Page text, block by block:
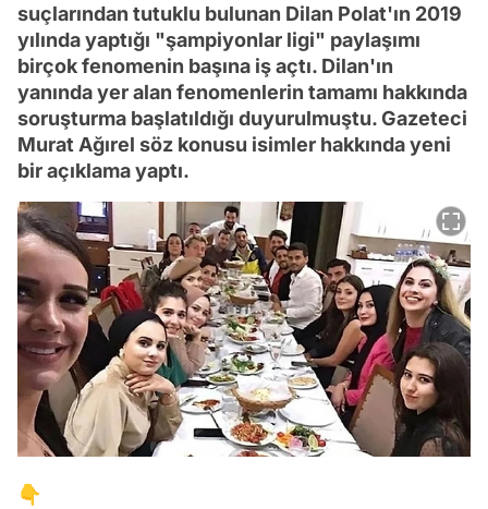
suçlarından tutuklu bulunan Dilan Polat'ın 2019
yılında yaptığı "şampiyonlar ligi" paylaşımı
birçok fenomenin başına iş açtı. Dilan'ın
yanında yer alan fenomenlerin tamamı hakkında
soruşturma başlatıldığı duyurulmuştu. Gazeteci
Murat Ağırel söz konusu isimler hakkında yeni
bir açıklama yaptı.
👇